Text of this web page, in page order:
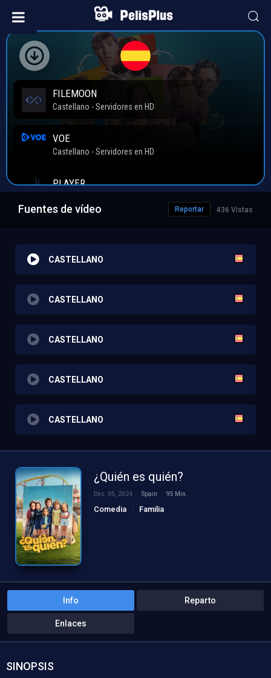
Fuentes de vídeo 436 Vistas
Reportar
CASTELLANO
CASTELLANO
CASTELLANO
CASTELLANO
CASTELLANO
¿Quién es quién?
Dec. 05, 2024 Spain 95 Min.
Comedia Familia
Info Reparto
Enlaces
SINOPSIS